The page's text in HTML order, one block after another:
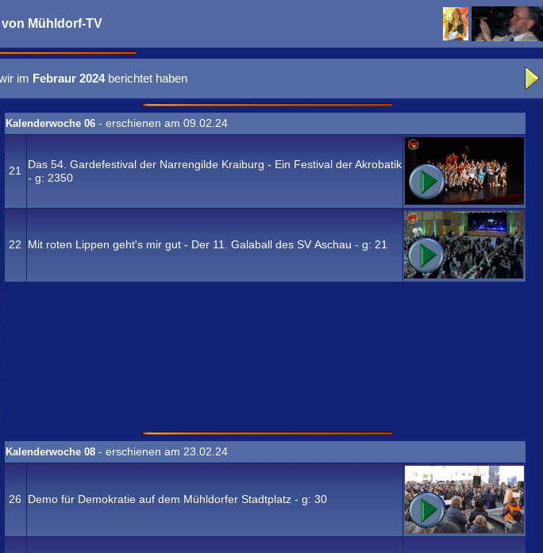
von Mühldorf-TV
im Febraur 2024berichtet haben
Kalenderwoche 06 - erschienen am 09.02.24
21
Das 54. Gardefestival der Narrengilde Kraiburg - Ein Festival der Akrobatik
- g: 2350
22 Mit roten Lippen geht's mir gut - Der 11. Galaball des SV Aschau - g: 21
Kalenderwoche 08 - erschienen am 23.02.24
26 Demo für Demokratie auf dem Mühldorfer Stadtplatz - g: 30